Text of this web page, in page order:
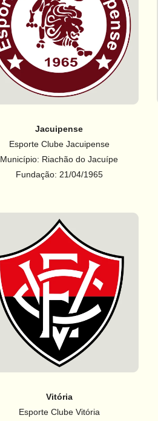
Jacuipense
Esporte Clube Jacuipense
Município: Riachão do Jacuípe
Fundação: 21/04/1965
Vitória
Esporte Clube Vitória